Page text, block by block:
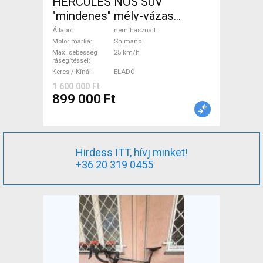
"mindenes" mély-vázas
Elektromos Trekking/cross
25 km/h Shimano nem
használt ELADÓ
Állapot
nem használt
Motor márka
Shimano
Max. sebesség
rásegítéssel
25 km/h
Keres / Kínál ELADÓ
1 600 000 Ft
899 000 Ft
Hirdess ITT, hívj minket!
+36 20 319 0455